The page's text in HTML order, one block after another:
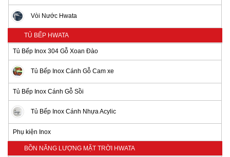
Vòi Nước Hwata
TỦ BẾP HWATA
Tủ Bếp Inox 304 Gỗ Xoan Đào
Tủ Bếp Inox Cánh Gỗ Cam xe
Tủ Bếp Inox Cánh Gỗ Sồi
Tủ Bếp Inox Cánh Nhựa Acylic
Phụ kiện Inox
BỒN NĂNG LƯỢNG MẶT TRỜI HWATA